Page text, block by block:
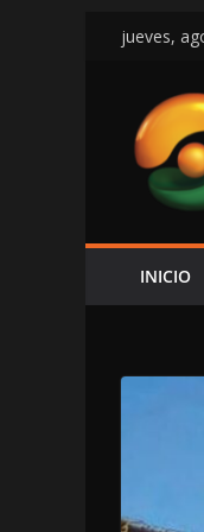
Saltar
contenido
jueves,
INICIO